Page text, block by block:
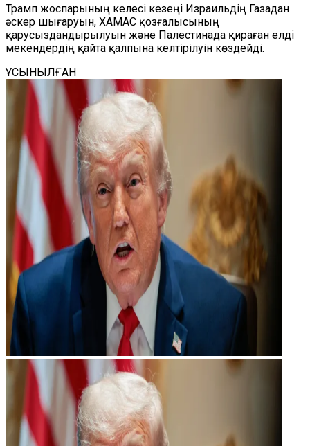
Трамп жоспарының келесі кезеңі Израильдің Газадан
әскер шығаруын, ХАМАС қозғалысының
қарусыздандырылуын және Палестинада қираған елді
мекендердің қайта қалпына келтірілуін көздейді.
ҰСЫНЫЛҒАН